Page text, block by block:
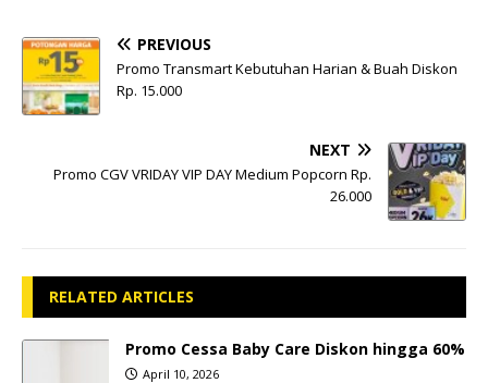
PREVIOUS
Promo Transmart Kebutuhan Harian & Buah Diskon
Rp. 15.000
NEXT
Promo CGV VRIDAY VIP DAY Medium Popcorn Rp.
26.000
RELATED ARTICLES
Promo Cessa Baby Care Diskon hingga 60%
April 10, 2026